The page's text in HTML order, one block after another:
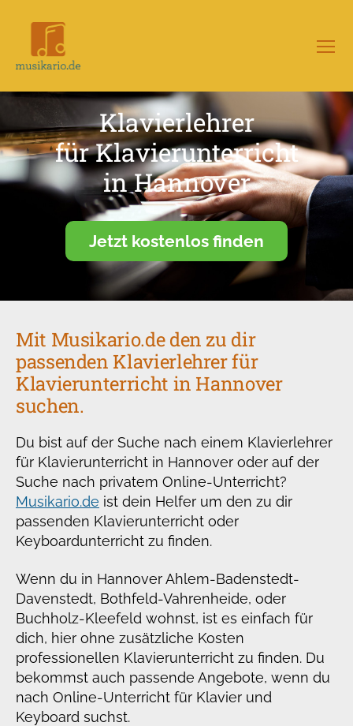
–
für
Musikunterricht
Klavierlehrer
für Klavierunterricht
in Hannover
Jetzt kostenlos finden
Mit Musikario.de den zu dir
passenden Klavierlehrer für
Klavierunterricht in Hannover
suchen.
Du bist auf der Suche nach einem Klavierlehrer
für Klavierunterricht in Hannover oder auf der
Suche nach privatem Online-Unterricht?
Musikario.de ist dein Helfer um den zu dir
passenden Klavierunterricht oder
Keyboardunterricht zu finden.
Wenn du in Hannover Ahlem-Badenstedt-
Davenstedt, Bothfeld-Vahrenheide, oder
Buchholz-Kleefeld wohnst, ist es einfach für
dich, hier ohne zusätzliche Kosten
professionellen Klavierunterricht zu finden. Du
bekommst auch passende Angebote, wenn du
nach Online-Unterricht für Klavier und
Keyboard suchst.